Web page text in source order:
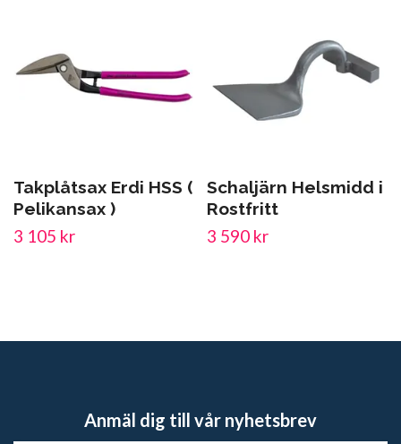
Takplåtsax Erdi HSS (
Pelikansax )
3 105 kr
Schaljärn Helsmidd i
Rostfritt
3 590 kr
Anmäl dig till vår nyhetsbrev